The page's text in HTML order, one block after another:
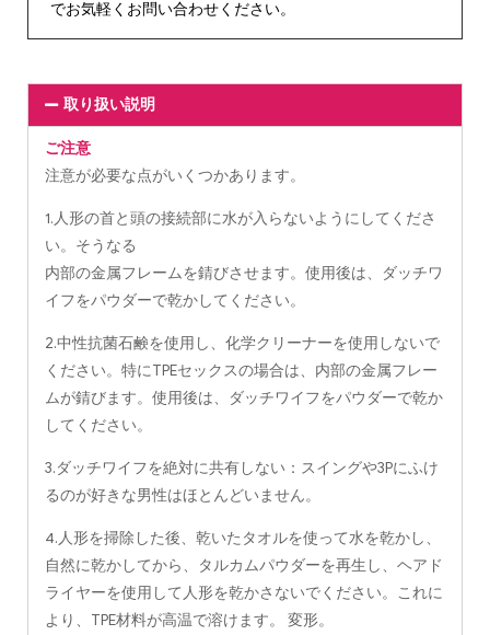
でお気軽くお問い合わせください。
取り扱い説明
ご注意
注意が必要な点がいくつかあります。
1.人形の首と頭の接続部に水が入らないようにしてくださ
い。そうなる
内部の金属フレームを錆びさせます。使用後は、ダッチワ
イフをパウダーで乾かしてください。
2.中性抗菌石鹸を使用し、化学クリーナーを使用しないで
ください。特にTPEセックスの場合は、内部の金属フレー
ムが錆びます。使用後は、ダッチワイフをパウダーで乾か
してください。
3.ダッチワイフを絶対に共有しない：スイングや3Pにふけ
るのが好きな男性はほとんどいません。
4.人形を掃除した後、乾いたタオルを使って水を乾かし、
自然に乾かしてから、タルカムパウダーを再生し、ヘアド
ライヤーを使用して人形を乾かさないでください。これに
より、TPE材料が高温で溶けます。 変形。